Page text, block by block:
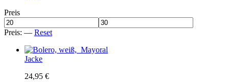
Preis
Preis: — Reset
Jacke
24,95 €